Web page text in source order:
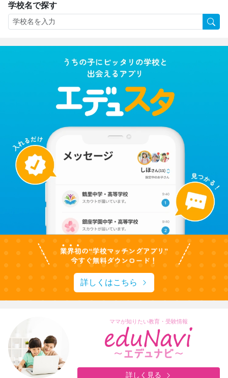
学校名で探す
詳しくはこちら
ママが知りたい教育・受験情報
詳しく見る